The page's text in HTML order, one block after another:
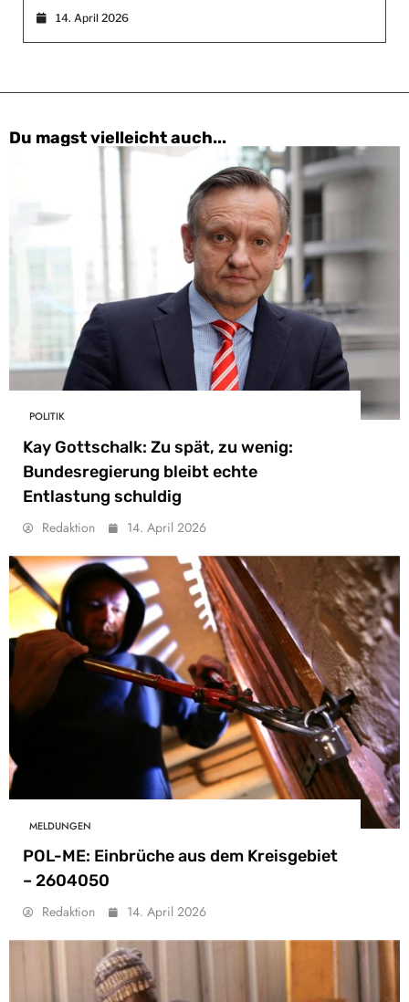
14. April 2026
Du magst vielleicht auch...
POLITIK
Kay Gottschalk: Zu spät, zu wenig:
Bundesregierung bleibt echte
Entlastung schuldig
Redaktion 14. April 2026
MELDUNGEN
POL-ME: Einbrüche aus dem Kreisgebiet
– 2604050
Redaktion 14. April 2026